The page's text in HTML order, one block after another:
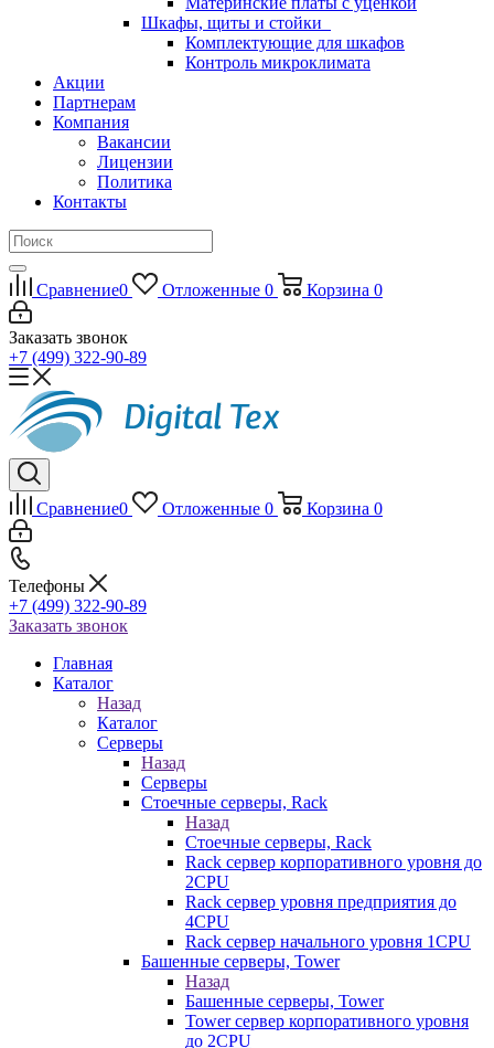
Шкафы, щиты и стойки
Комплектующие для шкафов
Контроль микроклимата
Акции
Партнерам
Компания
Вакансии
Лицензии
Политика
Контакты
Сравнение0 Отложенные 0 Корзина 0
Заказать звонок
+7 (499) 322-90-89
Сравнение0 Отложенные 0 Корзина 0
Телефоны
+7 (499) 322-90-89
Заказать звонок
Главная
Каталог
Назад
Каталог
Серверы
Назад
Серверы
Стоечные серверы, Rack
Назад
Стоечные серверы, Rack
Rack сервер корпоративного уровня до
2CPU
Rack сервер уровня предприятия до
4CPU
Rack сервер начального уровня 1CPU
Башенные серверы, Tower
Назад
Башенные серверы, Tower
Tower сервер корпоративного уровня
до 2CPU